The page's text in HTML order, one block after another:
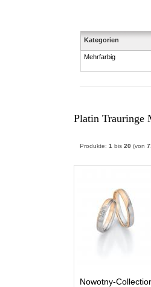
Kategorien
Mehrfarbig
Platin Trauringe
Produkte: 1 bis 20 (von
Nowotny-